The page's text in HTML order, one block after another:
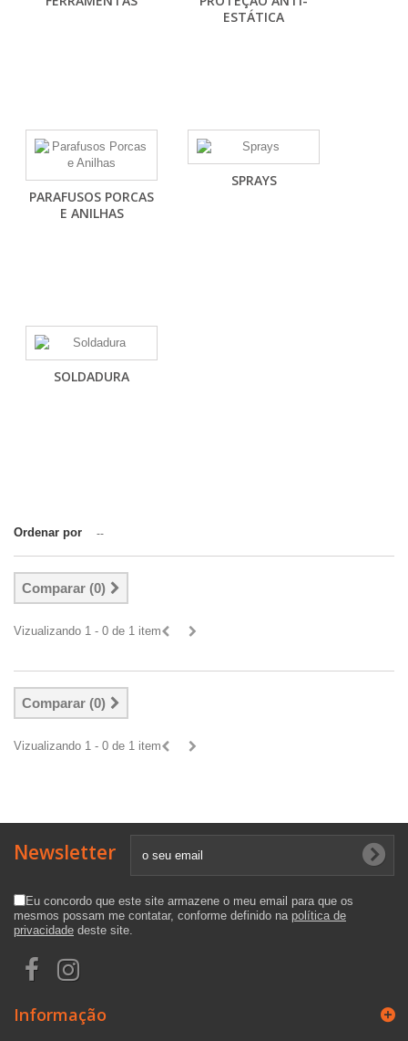
ESTÁTICA
PARAFUSOS PORCAS
E ANILHAS
SPRAYS
SOLDADURA
Ordenar por --
Comparar (0)
Vizualizando 1 - 0 de 1 item
Comparar (0)
Vizualizando 1 - 0 de 1 item
Newsletter
Eu concordo que este site armazene o meu email para que os
mesmos possam me contatar, conforme definido na política de
privacidade deste site.
Informação